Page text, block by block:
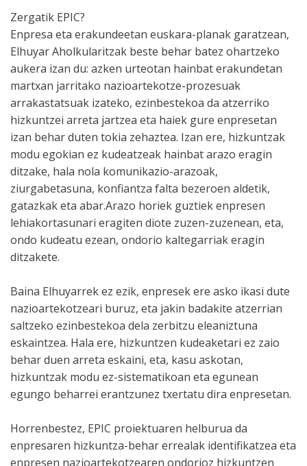
Zergatik EPIC?
Enpresa eta erakundeetan euskara-planak garatzean,
Elhuyar Aholkularitzak beste behar batez ohartzeko
aukera izan du: azken urteotan hainbat erakundetan
martxan jarritako nazioartekotze-prozesuak
arrakastatsuak izateko, ezinbestekoa da atzerriko
hizkuntzei arreta jartzea eta haiek gure enpresetan
izan behar duten tokia zehaztea. Izan ere, hizkuntzak
modu egokian ez kudeatzeak hainbat arazo eragin
ditzake, hala nola komunikazio-arazoak,
ziurgabetasuna, konfiantza falta bezeroen aldetik,
gatazkak eta abar.Arazo horiek guztiek enpresen
lehiakortasunari eragiten diote zuzen-zuzenean, eta,
ondo kudeatu ezean, ondorio kaltegarriak eragin
ditzakete.
Baina Elhuyarrek ez ezik, enpresek ere asko ikasi dute
nazioartekotzeari buruz, eta jakin badakite atzerrian
saltzeko ezinbestekoa dela zerbitzu eleaniztuna
eskaintzea. Hala ere, hizkuntzen kudeaketari ez zaio
behar duen arreta eskaini, eta, kasu askotan,
hizkuntzak modu ez-sistematikoan eta egunean
egungo beharrei erantzunez txertatu dira enpresetan.
Horrenbestez, EPIC proiektuaren helburua da
enpresaren hizkuntza-behar errealak identifikatzea eta
enpresen nazioartekotzearen ondorioz hizkuntzen